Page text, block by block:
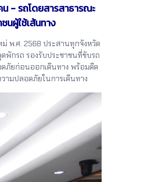
- รถโดยสารสาธารณะ
ผู้ใช้เส้นทาง
พ.ศ. 2568 ประสานทุกจังหวัด
พักรถ รองรับประชาชนที่ขับรถ
ภัยก่อนออกเดินทาง พร้อมติด
ามปลอดภัยในการเดินทาง